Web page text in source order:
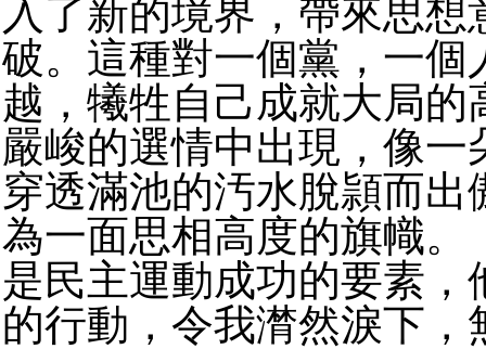
入了新的境界，帶來思想
破。這種對一個黨，一個
越，犧牲自己成就大局的
嚴峻的選情中出現，像一
穿透滿池的汚水脫頴而出
為一面思相高度的旗幟。
是民主運動成功的要素，
的行動，令我潸然淚下，